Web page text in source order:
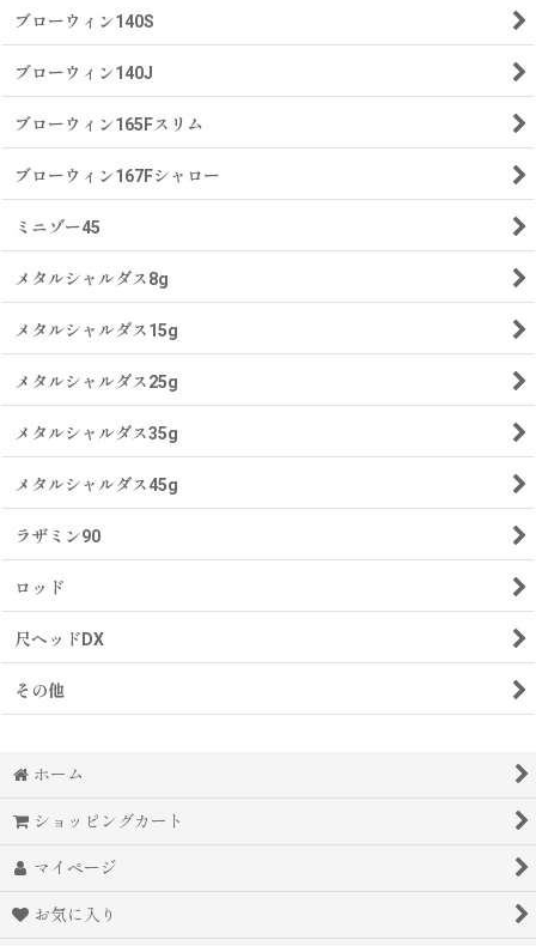
ブローウィン140S
ブローウィン140J
ブローウィン165Fスリム
ブローウィン167Fシャロー
ミニゾー45
メタルシャルダス8g
メタルシャルダス15g
メタルシャルダス25g
メタルシャルダス35g
メタルシャルダス45g
ラザミン90
ロッド
尺ヘッドDX
その他
ホーム
ショッピングカート
マイページ
お気に入り